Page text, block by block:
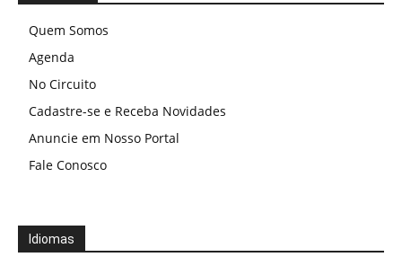
Quem Somos
Agenda
No Circuito
Cadastre-se e Receba Novidades
Anuncie em Nosso Portal
Fale Conosco
Idiomas